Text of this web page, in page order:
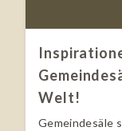
Welt!
Gemeindesäle